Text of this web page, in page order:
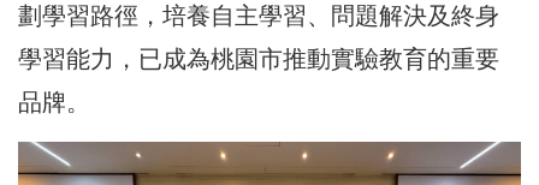
劃學習路徑，培養自主學習、問題解決及終身
學習能力，已成為桃園市推動實驗教育的重要
品牌。